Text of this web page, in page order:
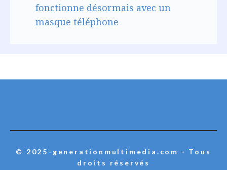
fonctionne désormais avec un
masque téléphone
© 2025-generationmultimedia.com - Tous
droits réservés